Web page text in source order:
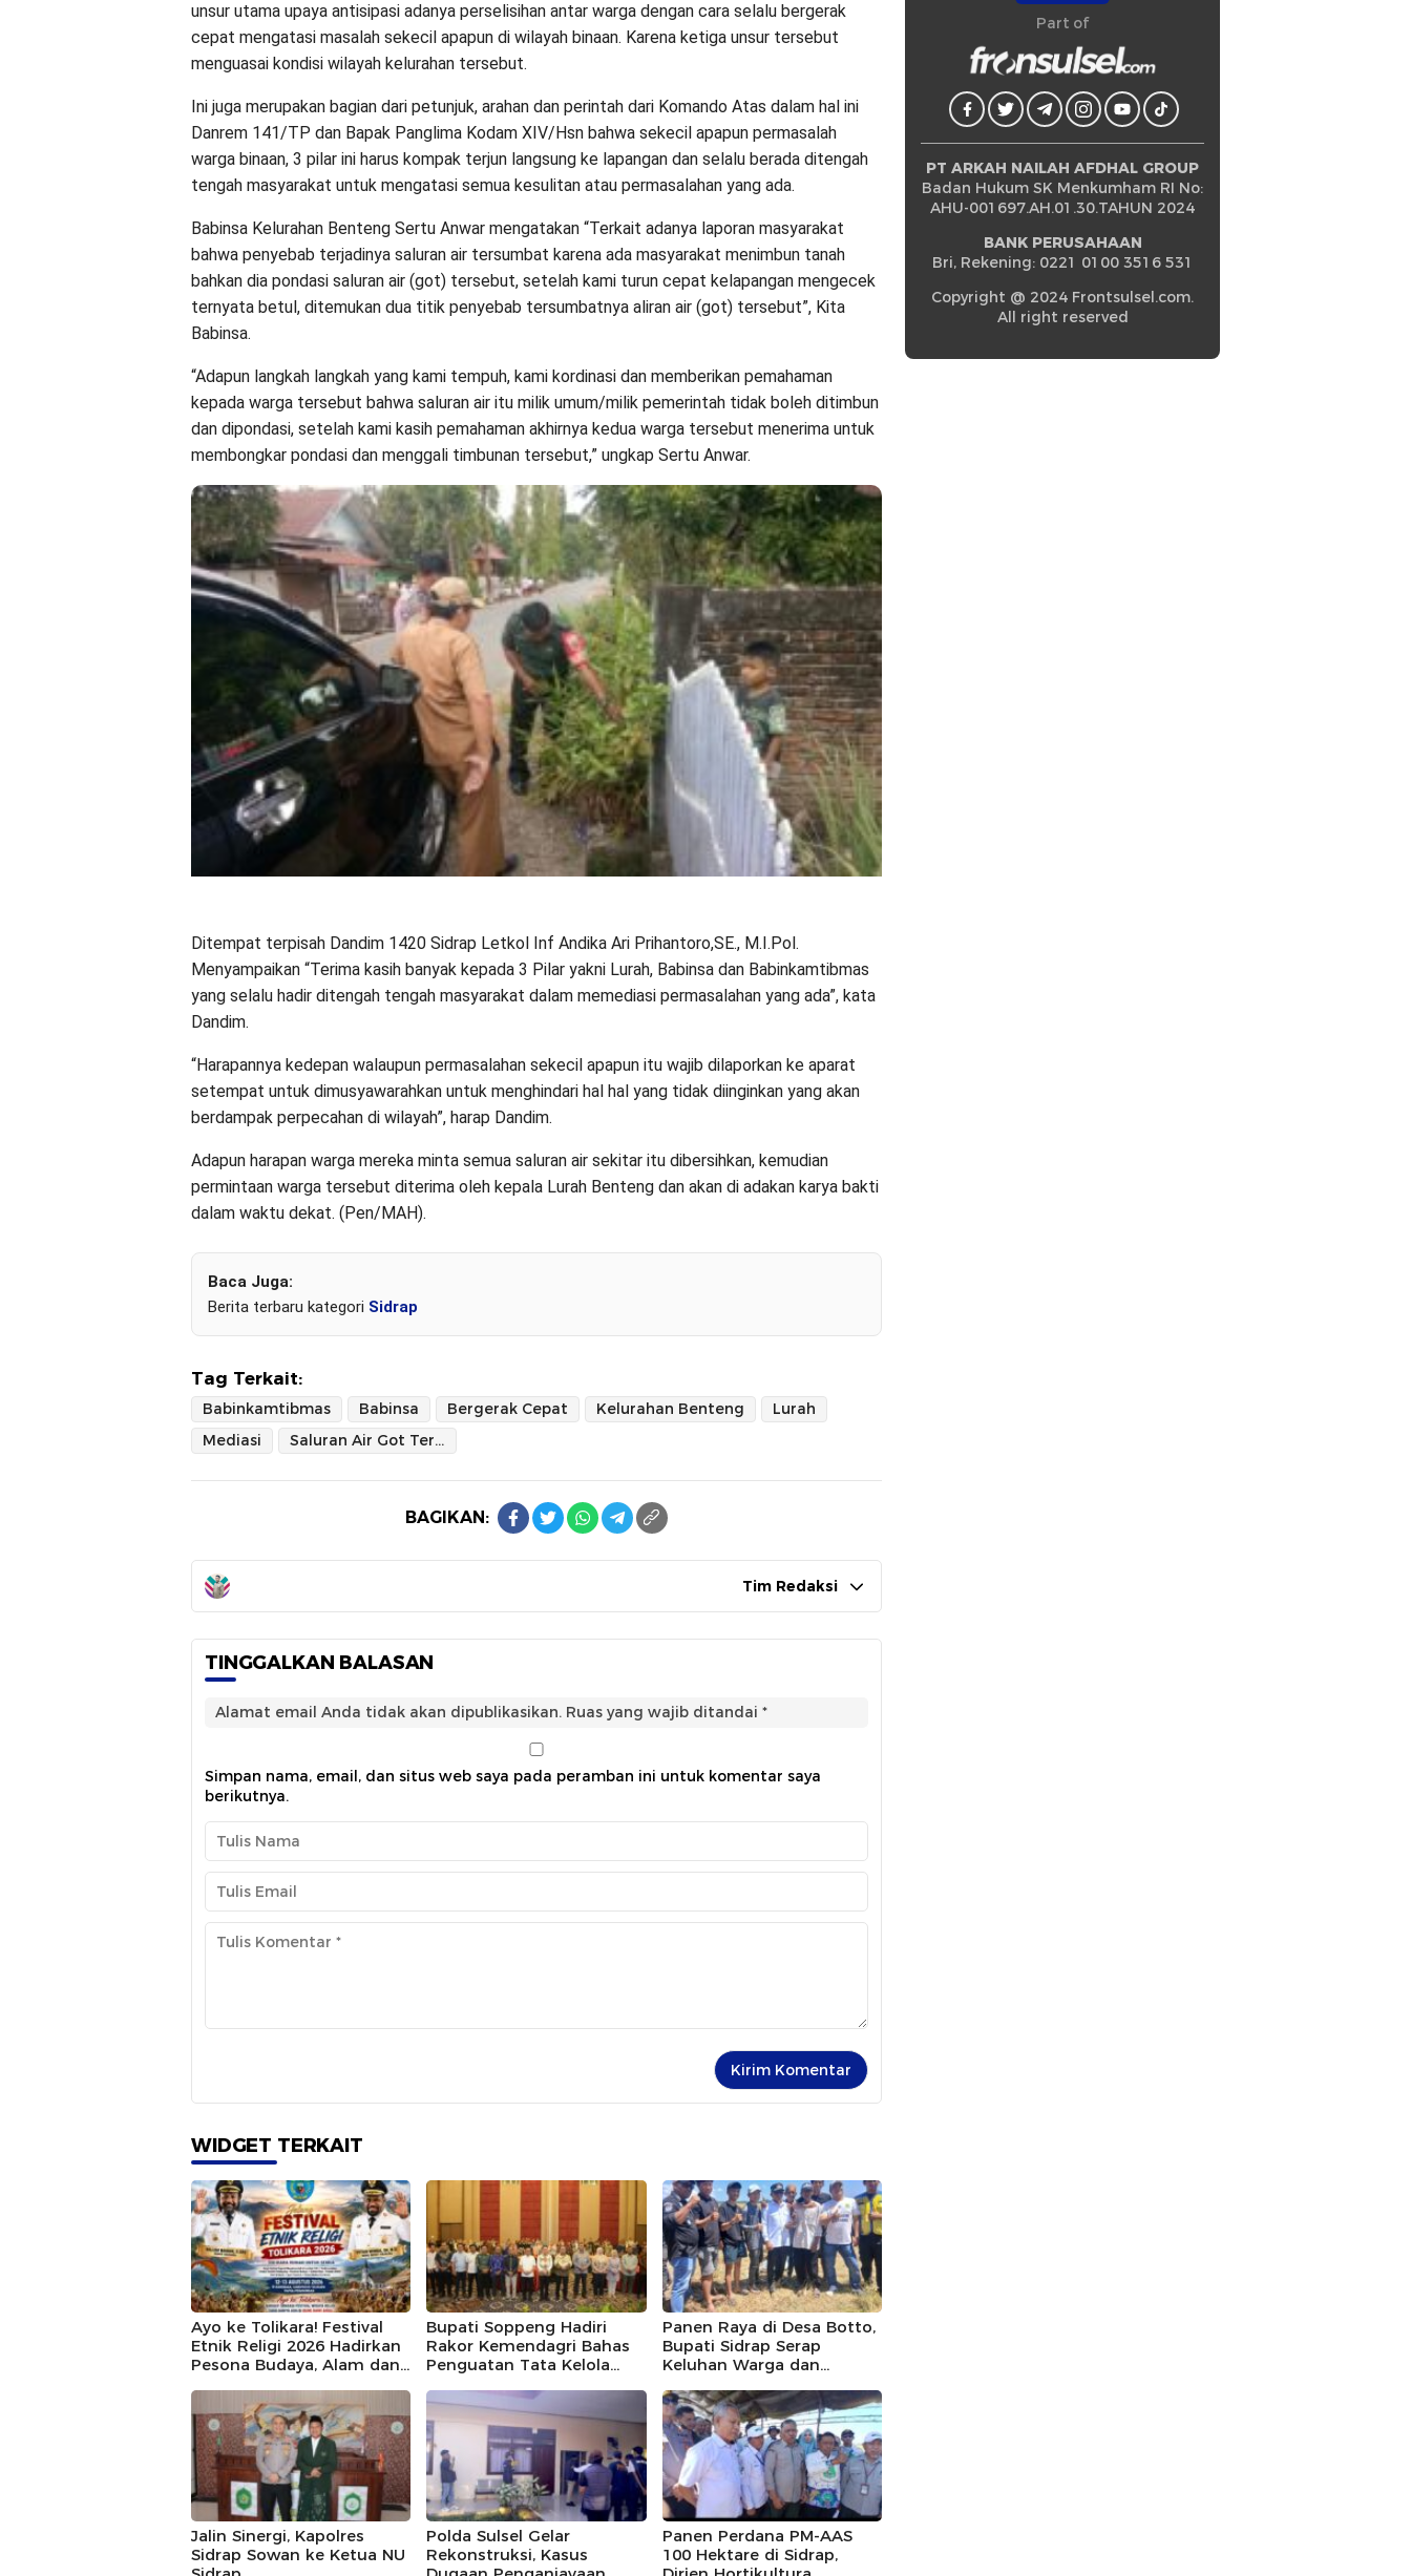
unsur utama upaya antisipasi adanya perselisihan antar warga dengan cara selalu bergerak
cepat mengatasi masalah sekecil apapun di wilayah binaan. Karena ketiga unsur tersebut
menguasai kondisi wilayah kelurahan tersebut.
Ini juga merupakan bagian dari petunjuk, arahan dan perintah dari Komando Atas dalam hal ini
Danrem 141/TP dan Bapak Panglima Kodam XIV/Hsn bahwa sekecil apapun permasalah
warga binaan, 3 pilar ini harus kompak terjun langsung ke lapangan dan selalu berada ditengah
tengah masyarakat untuk mengatasi semua kesulitan atau permasalahan yang ada.
Babinsa Kelurahan Benteng Sertu Anwar mengatakan “Terkait adanya laporan masyarakat
bahwa penyebab terjadinya saluran air tersumbat karena ada masyarakat menimbun tanah
bahkan dia pondasi saluran air (got) tersebut, setelah kami turun cepat kelapangan mengecek
ternyata betul, ditemukan dua titik penyebab tersumbatnya aliran air (got) tersebut”, Kita
Babinsa.
“Adapun langkah langkah yang kami tempuh, kami kordinasi dan memberikan pemahaman
kepada warga tersebut bahwa saluran air itu milik umum/milik pemerintah tidak boleh ditimbun
dan dipondasi, setelah kami kasih pemahaman akhirnya kedua warga tersebut menerima untuk
membongkar pondasi dan menggali timbunan tersebut,” ungkap Sertu Anwar.
Ditempat terpisah Dandim 1420 Sidrap Letkol Inf Andika Ari Prihantoro,SE., M.I.Pol.
Menyampaikan “Terima kasih banyak kepada 3 Pilar yakni Lurah, Babinsa dan Babinkamtibmas
yang selalu hadir ditengah tengah masyarakat dalam memediasi permasalahan yang ada”, kata
Dandim.
“Harapannya kedepan walaupun permasalahan sekecil apapun itu wajib dilaporkan ke aparat
setempat untuk dimusyawarahkan untuk menghindari hal hal yang tidak diinginkan yang akan
berdampak perpecahan di wilayah”, harap Dandim.
Adapun harapan warga mereka minta semua saluran air sekitar itu dibersihkan, kemudian
permintaan warga tersebut diterima oleh kepala Lurah Benteng dan akan di adakan karya bakti
dalam waktu dekat. (Pen/MAH).
Baca Juga:
Berita terbaru kategori Sidrap
Tag Terkait:
Babinkamtibmas Babinsa Bergerak Cepat Kelurahan Benteng
Lurah
Mediasi
Saluran Air Got Tersumbat
BAGIKAN:
Tim Redaksi
TINGGALKAN BALASAN
Alamat email Anda tidak akan dipublikasikan. Ruas yang wajib ditandai *
Simpan nama, email, dan situs web saya pada peramban ini untuk komentar saya
berikutnya.
WIDGET TERKAIT
Ayo ke Tolikara! Festival
Etnik Religi 2026 Hadirkan
Pesona Budaya, Alam dan
Pegunungan
Bupati Soppeng Hadiri
Rakor Kemendagri Bahas
Penguatan Tata Kelola
Panen Raya di Desa Botto,
Bupati Sidrap Serap
Keluhan Warga dan
Jalin Sinergi, Kapolres
Sidrap Sowan ke Ketua NU
Polda Sulsel Gelar
Rekonstruksi, Kasus
Panen Perdana PM-AAS
100 Hektare di Sidrap,
Part of
PT ARKAH NAILAH AFDHAL GROUP
Badan Hukum SK Menkumham RI No:
AHU-001697.AH.01.30.TAHUN 2024
BANK PERUSAHAAN
Bri, Rekening: 0221 0100 3516 531
Copyright @ 2024 Frontsulsel.com.
All right reserved